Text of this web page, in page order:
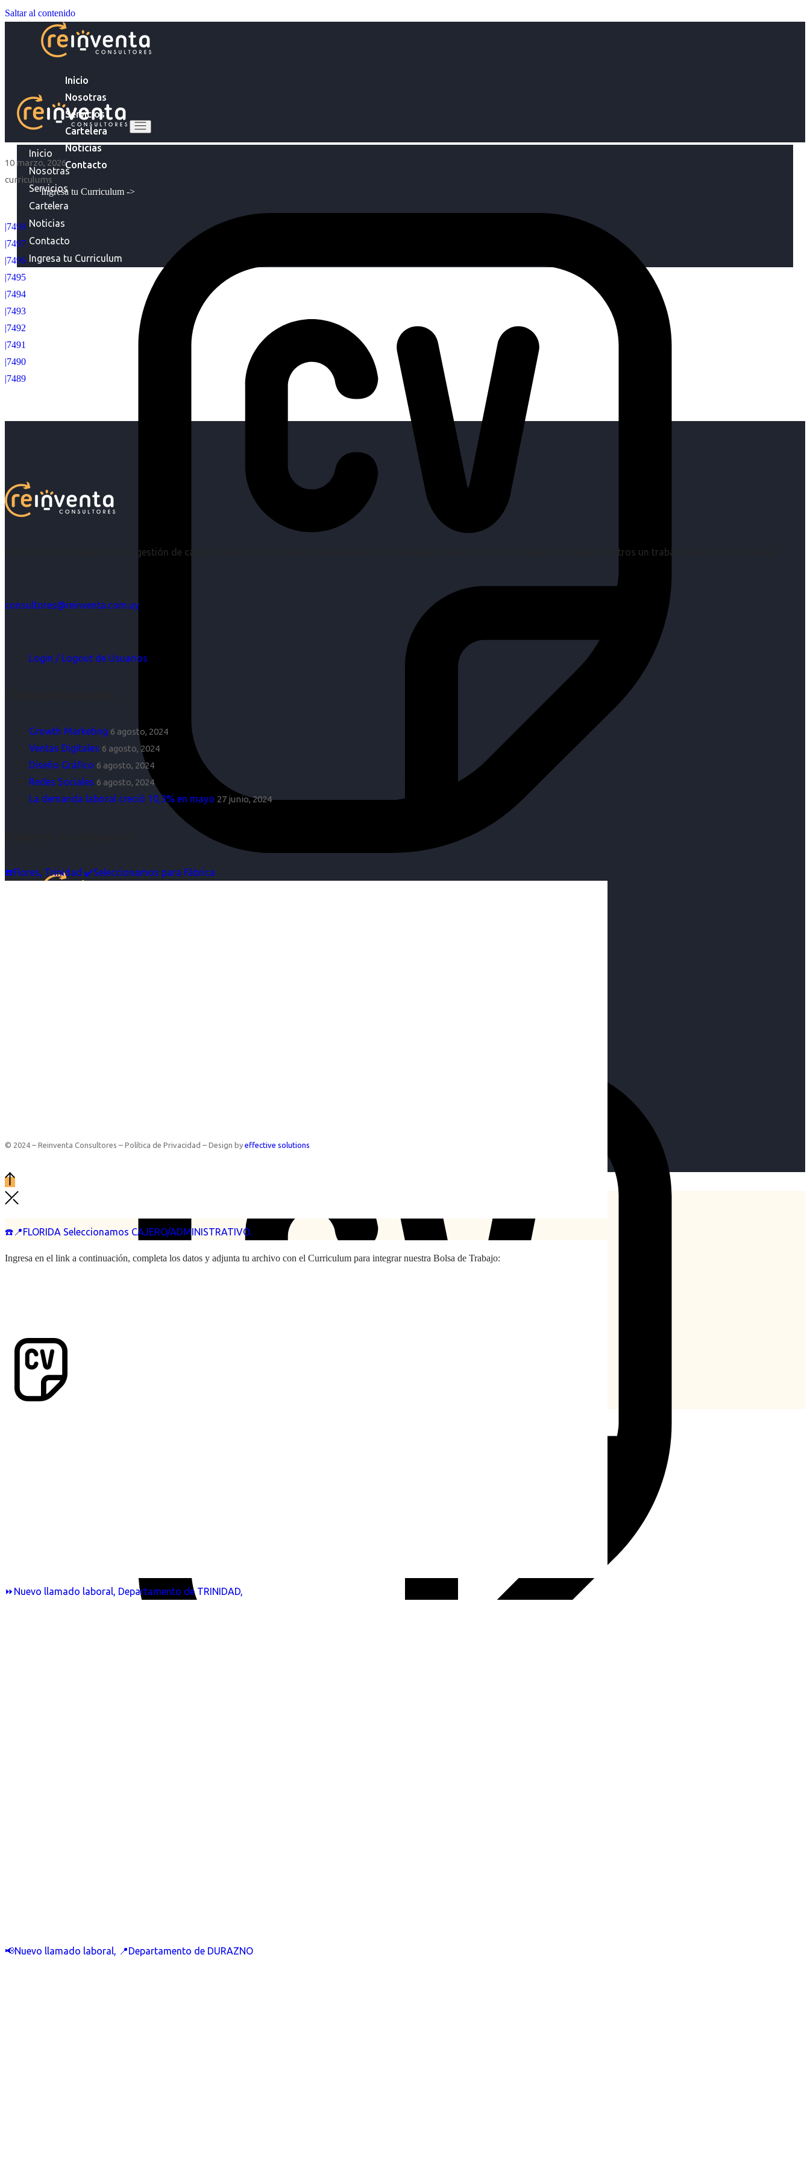
Saltar al contenido
Inicio
Nosotras
Servicios
Cartelera
Noticias
Contacto
Ingresa tu Curriculum ->
Inicio
Nosotras
Servicios
Cartelera
Noticias
Contacto
Ingresa tu Curriculum
10 marzo, 2026
curriculums
|7498
|7497
|7496
|7495
|7494
|7493
|7492
|7491
|7490
|7489
Acompañar a empresas en su gestión de capital humano y acompañar a personas en la búsqueda y encuentro de sus objetivos es para nosotros un trabajo, pero antes un placer.
consultores@reinventa.com.uy
Login / Logout de Usuarios
Growth Marketing 6 agosto, 2024
Ventas Digitales 6 agosto, 2024
Diseño Gráfico 6 agosto, 2024
Redes Sociales 6 agosto, 2024
La demanda laboral creció 10,3% en mayo 27 junio, 2024
☎️Flores, Trinidad ✔️Seleccionamos para Fábrica
☎️📍FLORIDA Seleccionamos CAJERO/ADMINISTRATIVO.
⏩Nuevo llamado laboral, Departamento de TRINIDAD,
📢Nuevo llamado laboral, 📍Departamento de DURAZNO
© 2024 – Reinventa Consultores – Política de Privacidad – Design by effective solutions
Ingresa en el link a continuación, completa los datos y adjunta tu archivo con el Curriculum para integrar nuestra Bolsa de Trabajo: